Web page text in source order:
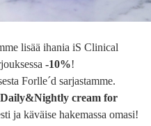
lisää ihania iS Clinical
-10%!
Forlle´d sarjastamme.
Daily&Nightly cream for
ja käväise hakemassa omasi!